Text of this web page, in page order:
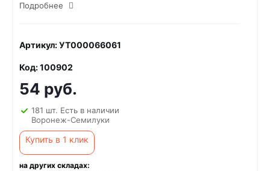
Подробнее
Артикул: УТ000066061
Код: 100902
54 руб.
181 шт. Есть в наличии
Воронеж-Семилуки
Купить в 1 клик
на других складах: